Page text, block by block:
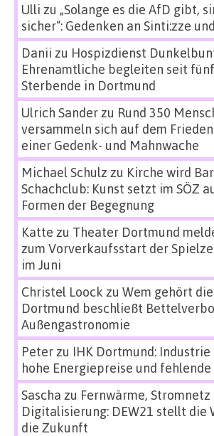
Ulli zu „Solange es die AfD gibt,
sicher“: Gedenken an Sinti:zze
Danii zu Hospizdienst
Ehrenamtliche begleiten seit
Sterbende in Dortmund
Ulrich Sanderzu Rund 350
versammeln sich auf dem
einer Gedenk- und Mahnwache
Michael Schulz zu Kirche wird
Schachclub: Kunst setzt im SÖZ
Formen der Begegnung
Katte zu Theater Dortmund
zum Vorverkaufsstart der
im Juni
Christel Loock zu Wem gehört
Dortmund beschließt
Außengastronomie
Peterzu IHK Dortmund:
hohe Energiepreise und
Sascha zu Fernwärme, Stromnetz
Digitalisierung: DEW21 stellt die
die Zukunft